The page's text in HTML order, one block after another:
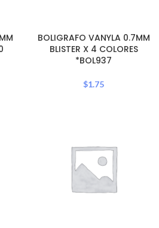
BOLIGRAFO VANYLA 0.7MM
BLISTER X 4 COLORES
*BOL937
$1.75